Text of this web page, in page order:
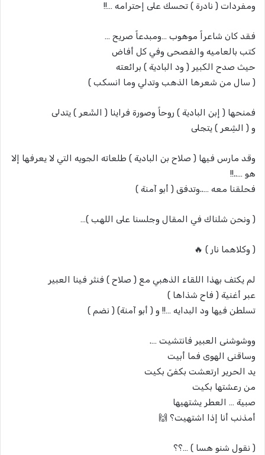
ومفردات ( نادرة ) تحسك على إحترامه …!!
فقد كان شاعراً موهوب …ومبدعاً صريح …
كتب بالعاميه والفصحى وفي كل أفاض
حيث صدح الكبير ( ود البادية ) برائعته
( سال من شعرها الذهب وتدلي وما انسكب )
فمنحها ( إبن البادية ) روحاً وصورة فراينا ( الشَعر ) يتدلى
و ( الشِعر ) يتجلى
وقد مارس فيها ( صلاح بن البادية ) طلعاته الجويه التي لا يعرفها إلا
هو …..!!
فحلقنا معه …..وتدفق ( أبو آمنة )
( ونحن شلناك في المقال وجلسنا على اللهب )…
( وكلاهما نار ) 🔥
لم يكتف بهذا اللقاء الذهبي مع ( صلاح ) فنثر فينا العبير
عبر أغنية ( فاح شذاها )
تسلطن فيها ود البدايه …!! و ( أبو آمنة) ( نضم )
ووشوشنى العبير فانتشيت ….
وساقنى الهوى فما أبيت
يد الحرير ارتعشت بكفىّ بكيت
من رعشتها بكيت
صبية … العطر يشتهيها
أمذنب أنا إذا اشتهيت؟ 🙌
( نقول شنو هسا ) …؟؟